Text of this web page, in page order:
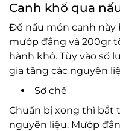
Canh khổ qua
Để nấu món canh này
mướp đắng và 200gr
hành khô. Tùy vào số
gia tăng các nguyên
Sơ chế
Chuẩn bị xong thì bắt
nguyên liệu. Mướp